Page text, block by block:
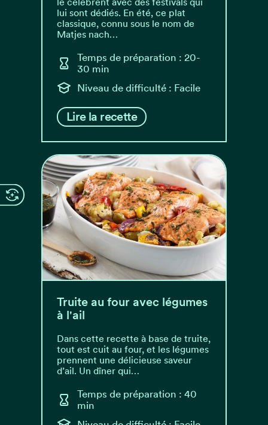
lui sont dédiés. En été, ce plat
classique, connu sous le nom de
Matjes nach…
Temps de préparation : 20-
30 min
Niveau de difficulté : Facile
Lire la recette
Truite au four avec légumes
à l'ail
Dans cette recette à base de truite,
tout est cuit au four, et les légumes
prennent une délicieuse saveur
d’ail. Un dîner qui…
Temps de préparation : 40
min